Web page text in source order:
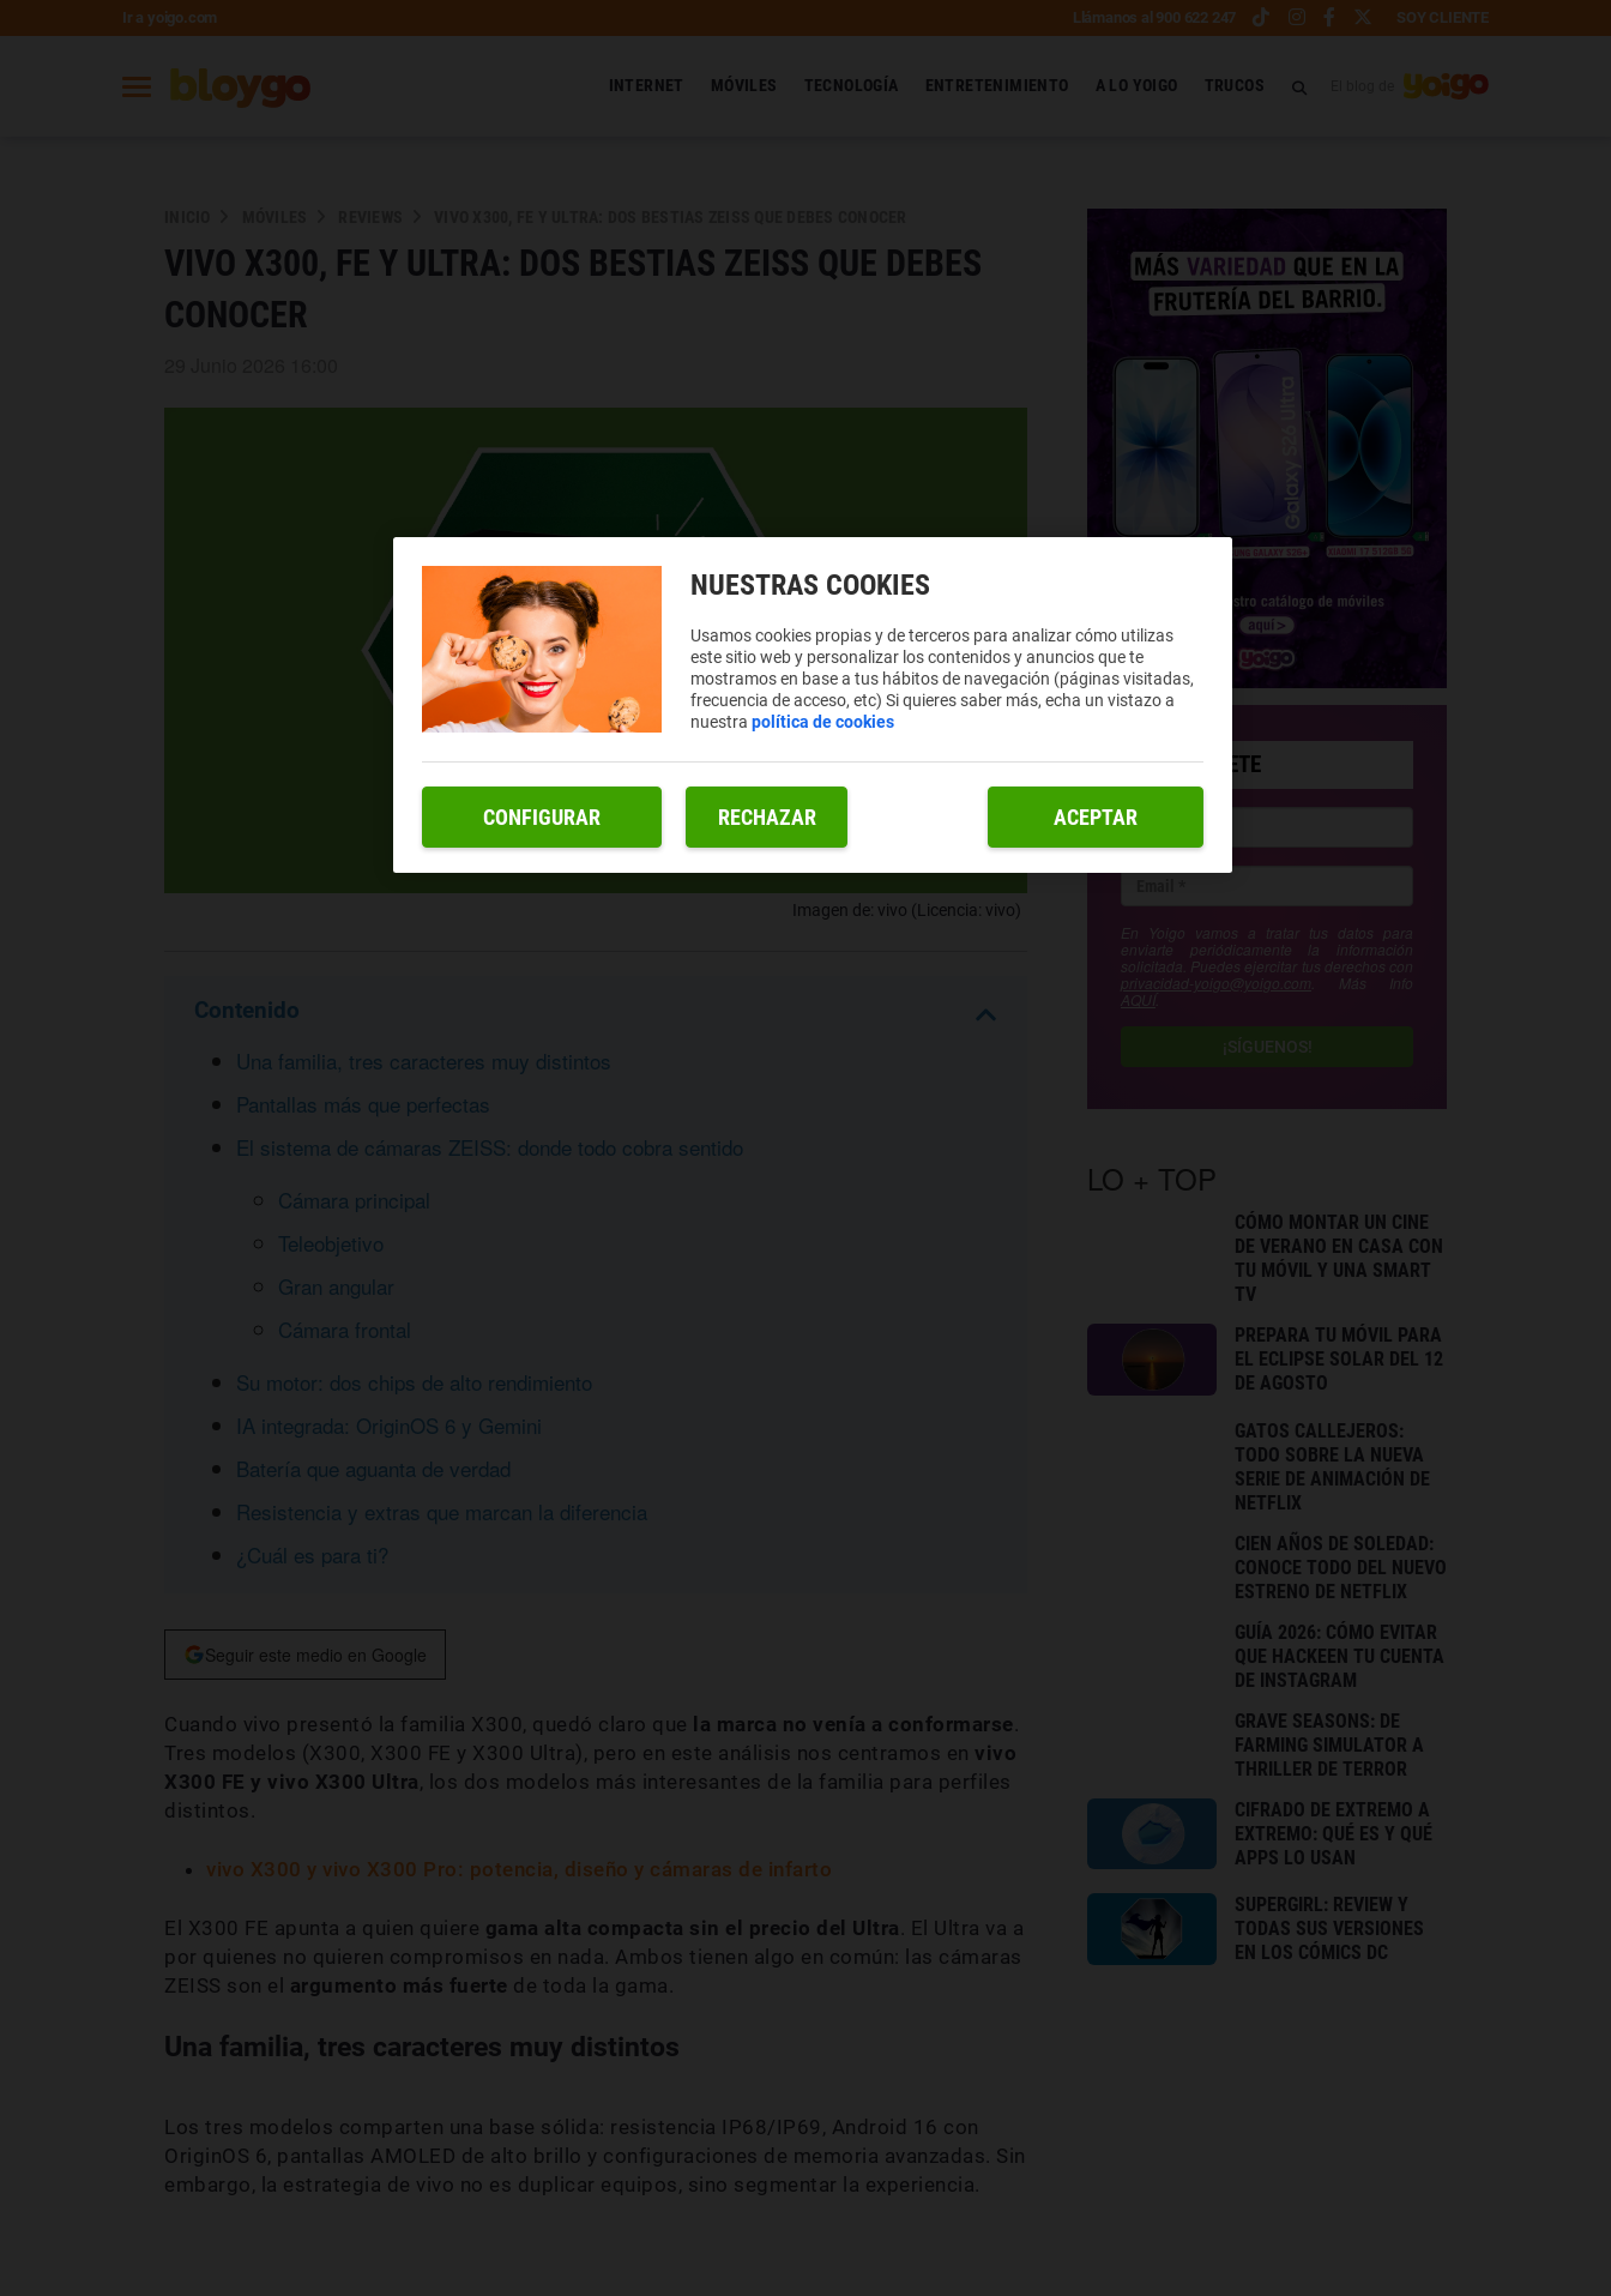
Ir a yoigo.com Llámanos al 900 622 247 SOY CLIENTE
INTERNET MÓVILES TECNOLOGÍA ENTRETENIMIENTO A LO YOIGO TRUCOS
VIVO X300, FE Y ULTRA: DOS BESTIAS ZEISS QUE DEBES
CONOCER
Imagen de: vivo (Licencia: vivo)
Contenido
Una familia, tres caracteres muy distintos
Pantallas más que perfectas
El sistema de cámaras ZEISS: donde todo cobra sentido
Cámara principal
Teleobjetivo
Gran angular
Cámara frontal
Su motor: dos chips de alto rendimiento
IA integrada: OriginOS 6 y Gemini
Batería que aguanta de verdad
Resistencia y extras que marcan la diferencia
¿Cuál es para ti?
Seguir este medio en Google
Cuando vivo presentó la familia X300, quedó claro que la marca no venía a conformarse
Tres modelos (X300, X300 FE y X300 Ultra), pero en este análisis nos centramos en vivo
X300 FE y vivo X300 Ultra, los dos modelos más interesantes de la familia para perfiles
distintos.
vivo X300 y vivo X300 Pro: potencia, diseño y cámaras de infarto
El X300 FE apunta a quien quiere gama alta compacta sin el precio del Ultra . El Ultra va a
por quienes no quieren compromisos en nada. Ambos tienen algo en común: las cámaras
ZEISS son el argumento más fuerte de toda la gama.
Una familia, tres caracteres muy distintos
Los tres modelos comparten una base sólida: resistencia IP68/IP69, Android 16 con
OriginOS 6, pantallas AMOLED de alto brillo y configuraciones de memoria avanzadas. Sin
embargo, la estrategia de vivo no es duplicar equipos, sino segmentar la experiencia.
SUSCRÍBETE
En Yoigo vamos a tratar tus datos para
enviarte periódicamente la información
solicitada. Puedes ejercitar tus derechos con
privacidad-yoigo@yoigo.com . Más Info
AQUÍ
¡SÍGUENOS!
LO + TOP
CÓMO MONTAR UN CINE
DE VERANO EN CASA CON
TU MÓVIL Y UNA SMART
TV
PREPARA TU MÓVIL PARA
EL ECLIPSE SOLAR DEL 12
DE AGOSTO
GATOS CALLEJEROS:
TODO SOBRE LA NUEVA
SERIE DE ANIMACIÓN DE
NETFLIX
CIEN AÑOS DE SOLEDAD:
CONOCE TODO DEL NUEVO
ESTRENO DE NETFLIX
GUÍA 2026: CÓMO EVITAR
QUE HACKEEN TU CUENTA
DE INSTAGRAM
GRAVE SEASONS: DE
FARMING SIMULATOR A
THRILLER DE TERROR
CIFRADO DE EXTREMO A
EXTREMO: QUÉ ES Y QUÉ
APPS LO USAN
SUPERGIRL: REVIEW Y
TODAS SUS VERSIONES
EN LOS CÓMICS DC
NUESTRAS COOKIES
Usamos cookies propias y de terceros para analizar cómo utilizas
este sitio web y personalizar los contenidos y anuncios que te
mostramos en base a tus hábitos de navegación (páginas visitadas,
frecuencia de acceso, etc) Si quieres saber más, echa un vistazo a
nuestrapolítica de cookies
RECHAZAR ACEPTAR
CONFIGURAR